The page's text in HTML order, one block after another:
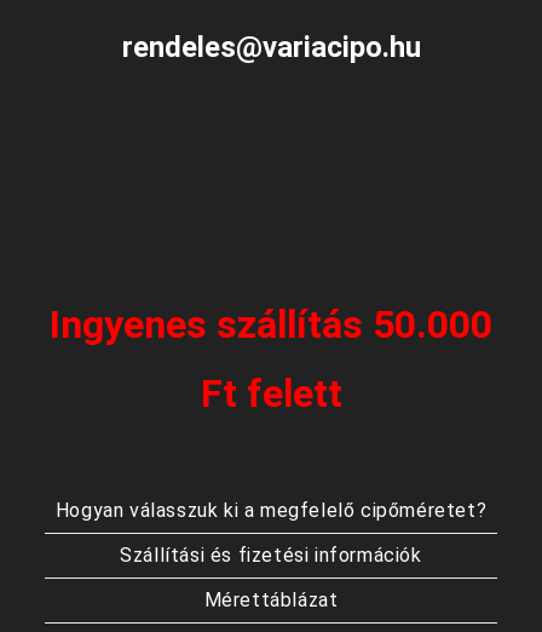
rendeles@variacipo.hu
Ingyenes szállítás 50.000
Ft felett
Hogyan válasszuk ki a megfelelő cipőméretet?
Szállítási és fizetési információk
Mérettáblázat